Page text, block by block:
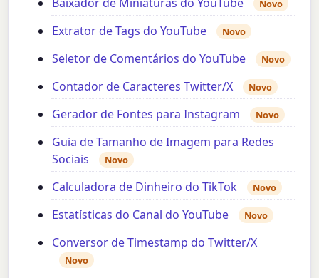
Novo
Extrator de Tags do YouTube Novo
Seletor de Comentários do YouTube Novo
Contador de Caracteres Twitter/X Novo
Gerador de Fontes para Instagram Novo
Guia de Tamanho de Imagem para Redes
Sociais
Novo
Calculadora de Dinheiro do TikTok Novo
Estatísticas do Canal do YouTube Novo
Conversor de Timestamp do Twitter/X
Novo